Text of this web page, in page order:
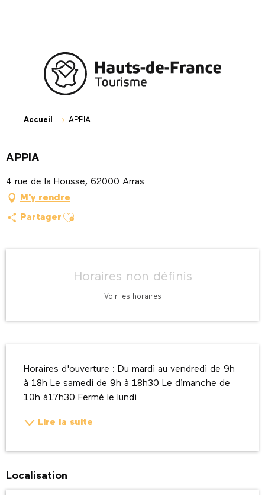
Accueil APPIA
APPIA
4 rue de la Housse, 62000 Arras
M'y rendre
Partager Ajouter aux favoris
Horaires non définis
Voir les horaires
Horaires d'ouverture : Du mardi au vendredi de 9h
à 18h Le samedi de 9h à 18h30 Le dimanche de
10h à17h30 Fermé le lundi
Lire la suite
Localisation